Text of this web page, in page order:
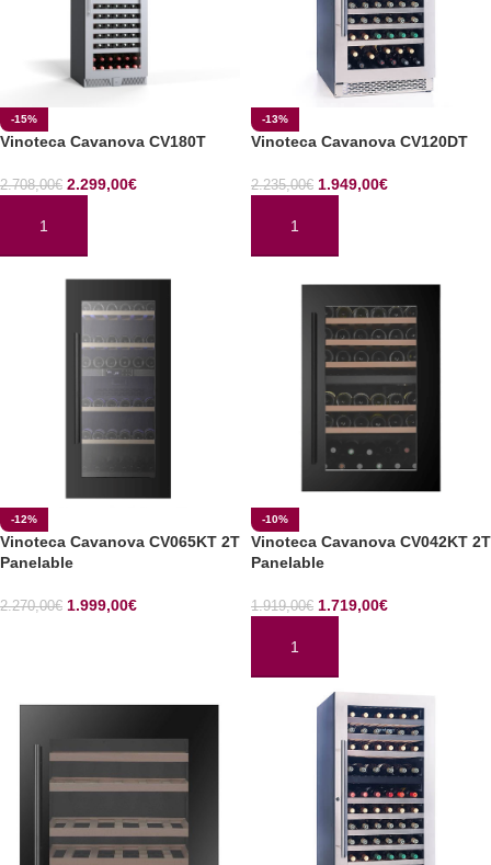
-15%
Vinoteca Cavanova CV180T
2.708,00€ 2.299,00€
AÑADIR AL CARRITO
-13%
Vinoteca Cavanova CV120DT
2.235,00€ 1.949,00€
AÑADIR AL CARRITO
-12%
Vinoteca Cavanova CV065KT 2T
Panelable
2.270,00€ 1.999,00€
-10%
Vinoteca Cavanova CV042KT 2T
Panelable
1.919,00€ 1.719,00€
AÑADIR AL CARRITO